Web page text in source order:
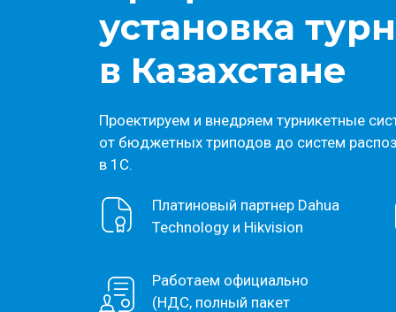
установка
в Казахстане
Проектируем и внедряем турникетные
от бюджетных триподов до систем
в 1С.
Платиновый партнер Dahua
Technology и Hikvision
Работаем официально
(НДС, полный пакет